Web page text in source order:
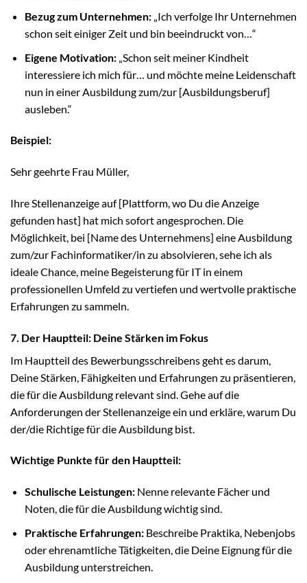
Bezug zum Unternehmen:„Ich verfolge Ihr Unternehmen
schon seit einiger Zeit und bin beeindruckt von…“
Eigene Motivation:„Schon seit meiner Kindheit
interessiere ich mich für… und möchte meine Leidenschaft
nun in einer Ausbildung zum/zur [Ausbildungsberuf]
ausleben.“
Beispiel:
Sehr geehrte Frau Müller,
Ihre Stellenanzeige auf [Plattform, wo Du die Anzeige
gefunden hast] hat mich sofort angesprochen. Die
Möglichkeit, bei [Name des Unternehmens] eine Ausbildung
zum/zur Fachinformatiker/in zu absolvieren, sehe ich als
ideale Chance, meine Begeisterung für IT in einem
professionellen Umfeld zu vertiefen und wertvolle praktische
Erfahrungen zu sammeln.
7. Der Hauptteil: Deine Stärken im Fokus
Im Hauptteil des Bewerbungsschreibens geht es darum,
Deine Stärken, Fähigkeiten und Erfahrungen zu präsentieren,
die für die Ausbildung relevant sind. Gehe auf die
Anforderungen der Stellenanzeige ein und erkläre, warum Du
der/die Richtige für die Ausbildung bist.
Wichtige Punkte für den Hauptteil:
Schulische Leistungen:Nenne relevante Fächer und
Noten, die für die Ausbildung wichtig sind.
Praktische Erfahrungen:Beschreibe Praktika, Nebenjobs
oder ehrenamtliche Tätigkeiten, die Deine Eignung für die
Ausbildung unterstreichen.